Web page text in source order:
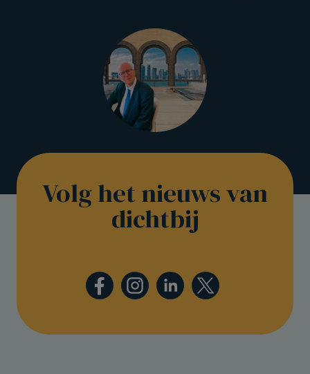
Volg het nieuws van
dichtbij